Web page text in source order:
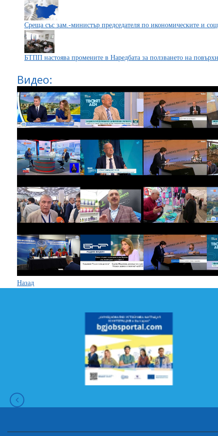
Среща със зам.-министър председателя по икономическите и
БТПП настоява промените в Наредбата за ползването на
Видео:
Назад